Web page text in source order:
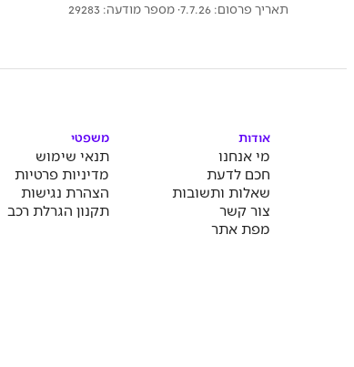
תאריך פרסום: 7.7.26 · מספר מודעה: 29283
אודות
מי אנחנו
חכם לדעת
שאלות ותשובות
צור קשר
מפת אתר
משפטי
תנאי שימוש
מדיניות פרטיות
הצהרת נגישות
תקנון הגרלת רכב